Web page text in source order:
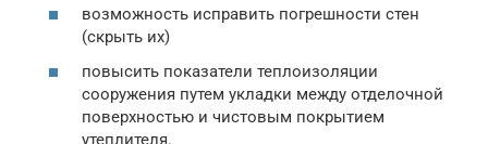
возможность исправить погрешности стен
(скрыть их)
повысить показатели теплоизоляции
сооружения путем укладки между отделочной
поверхностью и чистовым покрытием
утеплителя.